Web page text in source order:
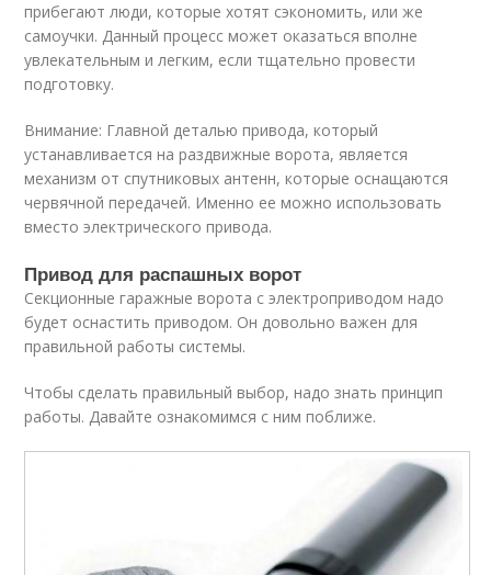
прибегают люди, которые хотят сэкономить, или же
самоучки. Данный процесс может оказаться вполне
увлекательным и легким, если тщательно провести
подготовку.
Внимание: Главной деталью привода, который
устанавливается на раздвижные ворота, является
механизм от спутниковых антенн, которые оснащаются
червячной передачей. Именно ее можно использовать
вместо электрического привода.
Привод для распашных ворот
Секционные гаражные ворота с электроприводом надо
будет оснастить приводом. Он довольно важен для
правильной работы системы.
Чтобы сделать правильный выбор, надо знать принцип
работы. Давайте ознакомимся с ним поближе.